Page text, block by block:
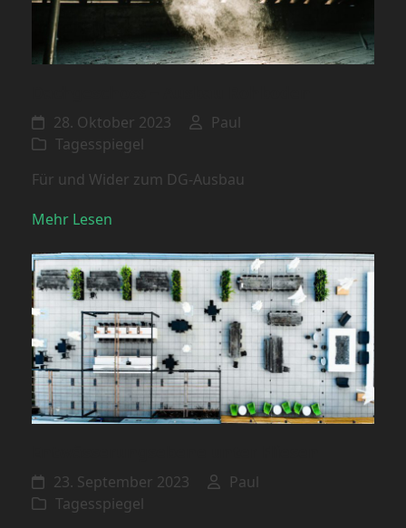
28. Oktober 2023
Paul
Tagesspiegel
Für und Wider zum DG-Ausbau
Mehr Lesen
23. September 2023
Paul
Tagesspiegel